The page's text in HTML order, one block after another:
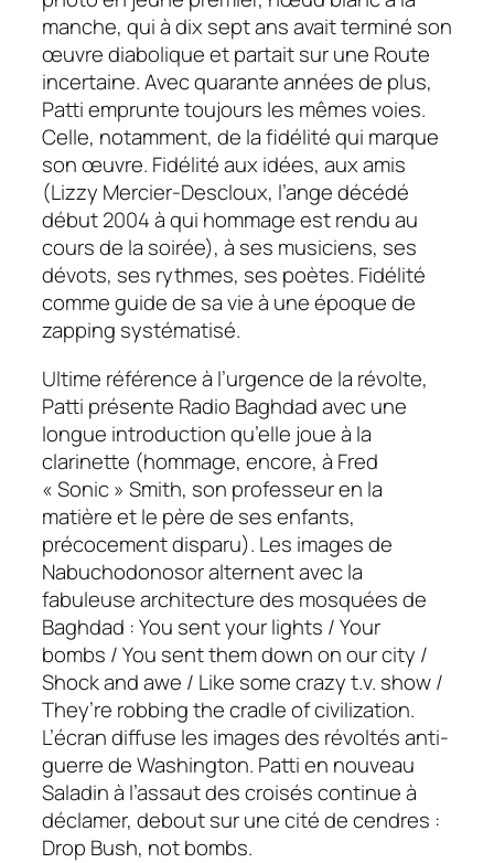
manche, qui à dix sept ans avait terminé son
œuvre diabolique et partait sur une Route
incertaine. Avec quarante années de plus,
Patti emprunte toujours les mêmes voies.
Celle, notamment, de la fidélité qui marque
son œuvre. Fidélité aux idées, aux amis
(Lizzy Mercier-Descloux, l’ange décédé
début 2004 à qui hommage est rendu au
cours de la soirée), à ses musiciens, ses
dévots, ses rythmes, ses poètes. Fidélité
comme guide de sa vie à une époque de
zapping systématisé.
Ultime référence à l’urgence de la révolte,
Patti présente Radio Baghdadavec une
longue introduction qu’elle joue à la
clarinette (hommage, encore, à Fred
« Sonic » Smith, son professeur en la
matière et le père de ses enfants,
précocement disparu). Les images de
Nabuchodonosor alternent avec la
fabuleuse architecture des mosquées de
Baghdad :You sent your lights / Your
bombs / You sent them down on our city /
Shock and awe / Like some crazy t.v. show /
They’re robbing the cradle of civilization.
L’écran diffuse les images des révoltés anti-
guerre de Washington. Patti en nouveau
Saladin à l’assaut des croisés continue à
déclamer, debout sur une cité de cendres :
Drop Bush, not bombs.